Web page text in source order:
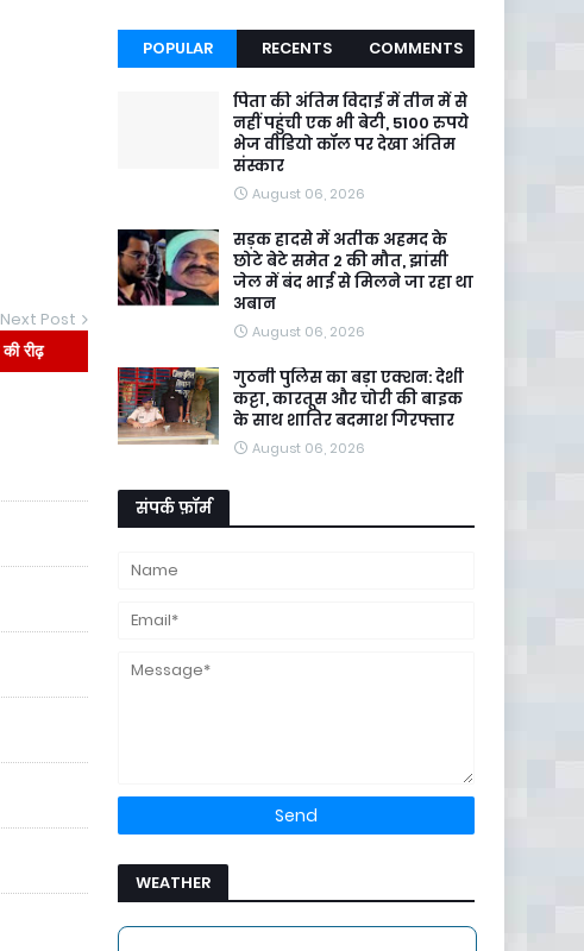
Next Post
POPULAR RECENTS COMMENTS
पिता की अंतिम विदाई में तीन में से
नहीं पहुंची एक भी बेटी, 5100 रुपये
भेज वीडियो कॉल पर देखा अंतिम
संस्कार
August 06, 2026
सड़क हादसे में अतीक अहमद के
छोटे बेटे समेत 2 की मौत, झांसी
जेल में बंद भाई से मिलने जा रहा था
अबान
August 06, 2026
गुठनी पुलिस का बड़ा एक्शन: देशी
कट्टा, कारतूस और चोरी की बाइक
के साथ शातिर बदमाश गिरफ्तार
August 06, 2026
संपर्क फ़ॉर्म
WEATHER